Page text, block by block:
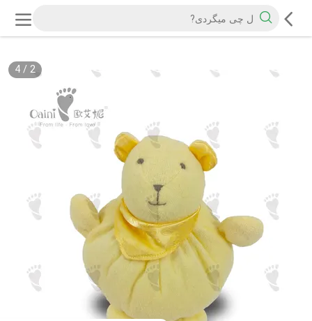
2
/
4